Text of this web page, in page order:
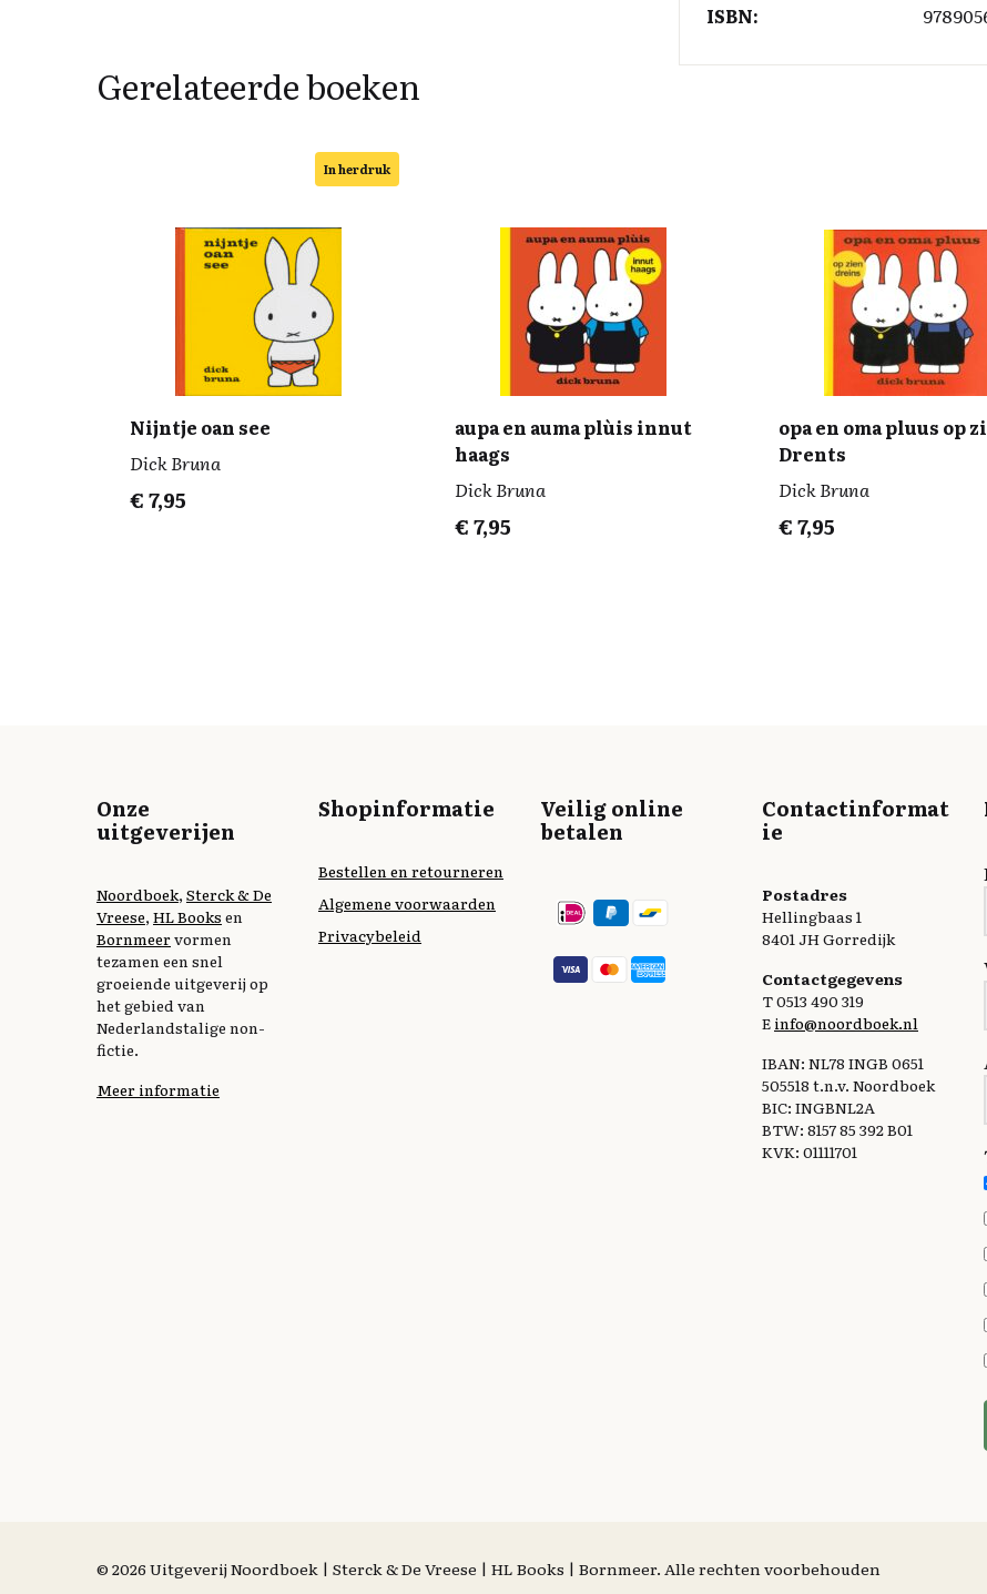
ISBN:
Gerelateerde boeken
In herdruk
Nijntje oan see
Dick Bruna
€7,95
aupa en auma plùis innut
haags
Dick Bruna
€7,95
opa en oma pluus op
Drents
Dick Bruna
€7,95
Onze
uitgeverijen
Noordboek, Sterck & De
Vreese, HL Books en
Bornmeervormen
tezamen een snel
groeiende uitgeverij op
het gebied van
Nederlandstalige non-
fictie.
Meer informatie
Shopinformatie
Bestellen en retourneren
Algemene voorwaarden
Privacybeleid
Veilig online
betalen
Contactinformat
ie
Postadres
Hellingbaas 1
8401 JH Gorredijk
Contactgegevens
T 0513 490 319
E info@noordboek.nl
IBAN: NL78 INGB 0651
505518 t.n.v. Noordboek
BIC: INGBNL2A
BTW: 8157 85 392 B01
KVK: 01111701
© 2026 Uitgeverij Noordboek | Sterck & De Vreese | HL Books | Bornmeer. Alle rechten voorbehouden